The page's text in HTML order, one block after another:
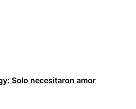
Solo necesitaron amor